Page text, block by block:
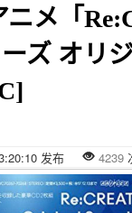
ニメ「
ズ オリ
发布 4239